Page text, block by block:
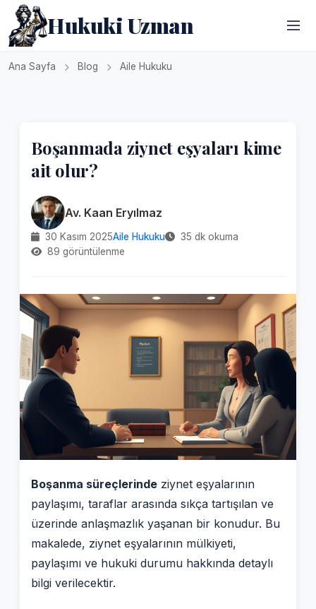
Hukuki Uzman
Ana Sayfa Blog Aile Hukuku
Boşanmada ziynet eşyaları kime
ait olur?
Av. Kaan Eryılmaz
30 Kasım 2025Aile Hukuku
35 dk okuma
89 görüntülenme
Boşanma süreçlerinde ziynet eşyalarının
paylaşımı, taraflar arasında sıkça tartışılan ve
üzerinde anlaşmazlık yaşanan bir konudur. Bu
makalede, ziynet eşyalarının mülkiyeti,
paylaşımı ve hukuki durumu hakkında detaylı
bilgi verilecektir.